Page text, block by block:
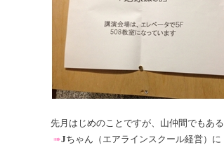
先月はじめのことですが、山仲間でもある
➠Jちゃん（エアラインスクール経営） に